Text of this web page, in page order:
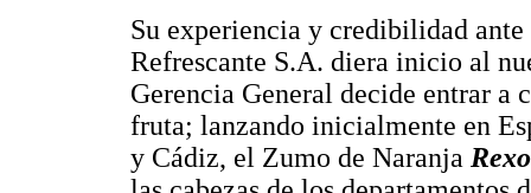
Su experiencia y credibilidad
Refrescante S.A. diera inicio al
Gerencia General decide entrar a
fruta; lanzando inicialmente en
y Cádiz, el Zumo de Naranja